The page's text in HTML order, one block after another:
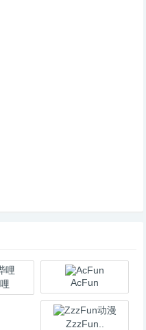
AcFun
ZzzFun..